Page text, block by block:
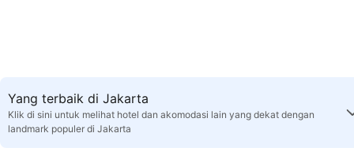
Yang terbaik di Jakarta
Klik di sini untuk melihat hotel dan akomodasi lain yang dekat dengan
landmark populer di Jakarta